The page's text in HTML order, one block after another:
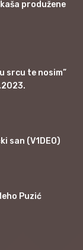
produžene
srcu te nosim”
san (V1DEO)
Puzić